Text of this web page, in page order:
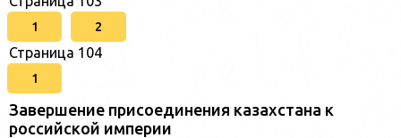
1 2
Страница 104
1
Завершение присоединения казахстана к
российской империи